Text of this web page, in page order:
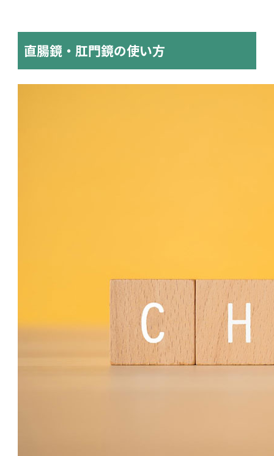
直腸鏡・肛門鏡の使い方